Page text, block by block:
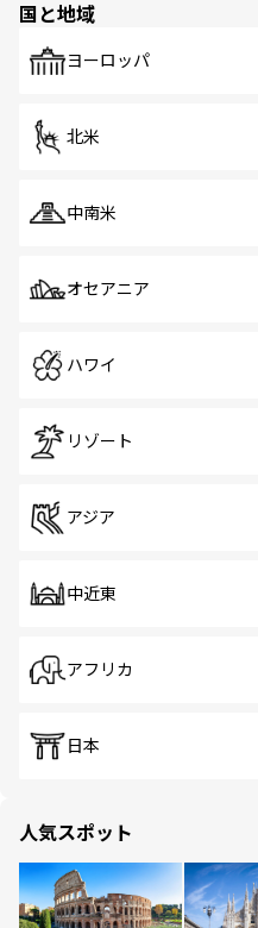
で、ホーカーズは地
国と地域
ヨーロッパ
北米
中南米
オセアニア
ハワイ
リゾート
アジア
中近東
アフリカ
日本
人気スポット